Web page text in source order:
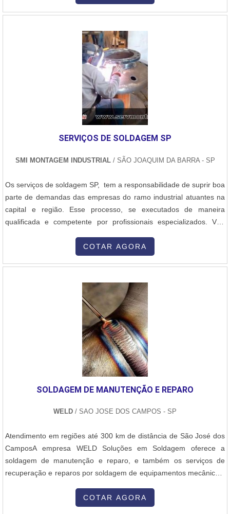
SERVIÇOS DE SOLDAGEM SP
SMI MONTAGEM INDUSTRIAL/ SÃO JOAQUIM DA BARRA - SP
Os serviços de soldagem SP, tem a responsabilidade de suprir boa
parte de demandas das empresas do ramo industrial atuantes na
capital e região. Esse processo, se executados de maneira
qualificada e competente por profissionais especializados. Vão
do cliente. Eles são disponibilizados da melhor maneira para se
COTAR AGORA
SOLDAGEM DE MANUTENÇÃO E REPARO
WELD / SAO JOSE DOS CAMPOS - SP
Atendimento em regiões até 300 km de distância de São José dos
CamposA empresa WELD Soluções em Soldagem oferece a
soldagem de manutenção e reparo, e também os serviços de
recuperação e reparos por soldagem de equipamentos mecânicos,
de sua indústria:- Fabricação, montagem, soldagem e inspeção de
COTAR AGORA